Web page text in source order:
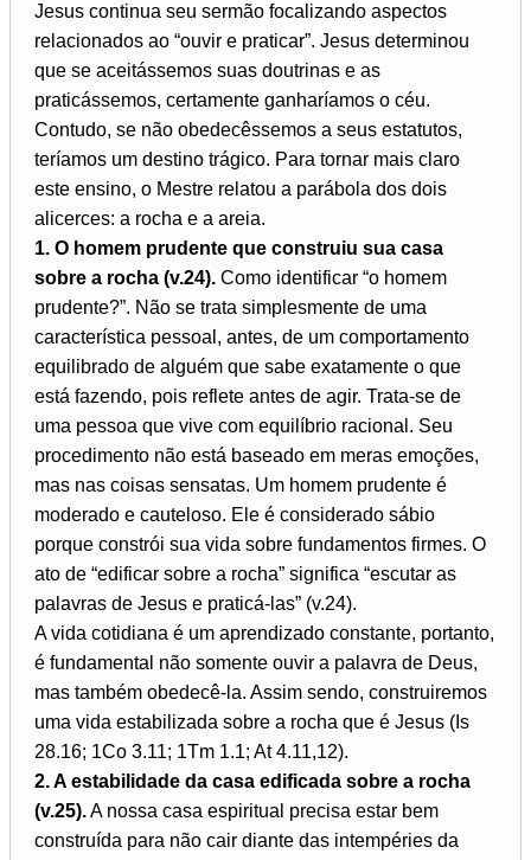
Jesus continua seu sermão focalizando aspectos
relacionados ao “ouvir e praticar”. Jesus determinou
que se aceitássemos suas doutrinas e as
praticássemos, certamente ganharíamos o céu.
Contudo, se não obedecêssemos a seus estatutos,
teríamos um destino trágico. Para tornar mais claro
este ensino, o Mestre relatou a parábola dos dois
alicerces: a rocha e a areia.
1. O homem prudente que construiu sua casa
sobre a rocha (v.24). Como identificar “o homem
prudente?”. Não se trata simplesmente de uma
característica pessoal, antes, de um comportamento
equilibrado de alguém que sabe exatamente o que
está fazendo, pois reflete antes de agir. Trata-se de
uma pessoa que vive com equilíbrio racional. Seu
procedimento não está baseado em meras emoções,
mas nas coisas sensatas. Um homem prudente é
moderado e cauteloso. Ele é considerado sábio
porque constrói sua vida sobre fundamentos firmes. O
ato de “edificar sobre a rocha” significa “escutar as
palavras de Jesus e praticá-las” (v.24).
A vida cotidiana é um aprendizado constante, portanto,
é fundamental não somente ouvir a palavra de Deus,
mas também obedecê-la. Assim sendo, construiremos
uma vida estabilizada sobre a rocha que é Jesus (Is
28.16; 1Co 3.11; 1Tm 1.1; At 4.11,12).
2. A estabilidade da casa edificada sobre a rocha
(v.25).A nossa casa espiritual precisa estar bem
construída para não cair diante das intempéries da